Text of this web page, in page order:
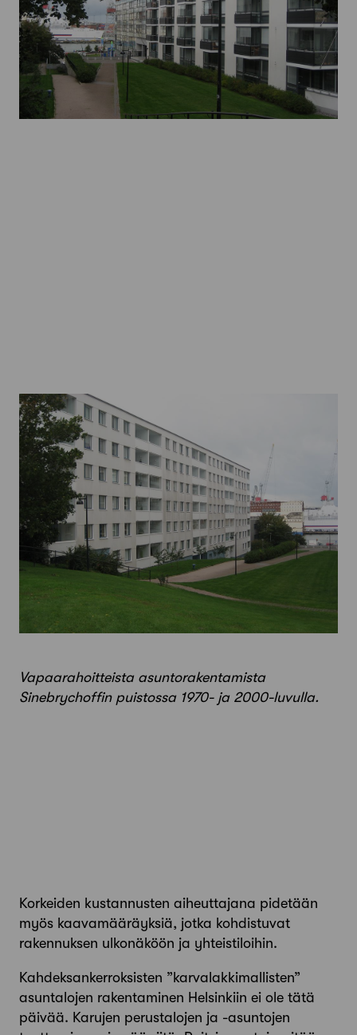
Vapaarahoitteista asuntorakentamista
Sinebrychoffin puistossa 1970- ja 2000-luvulla.
Korkeiden kustannusten aiheuttajana pidetään
myös kaavamääräyksiä, jotka kohdistuvat
rakennuksen ulkonäköön ja yhteistiloihin.
Kahdeksankerroksisten ”karvalakkimallisten”
asuntalojen rakentaminen Helsinkiin ei ole tätä
päivää. Karujen perustalojen ja -asuntojen